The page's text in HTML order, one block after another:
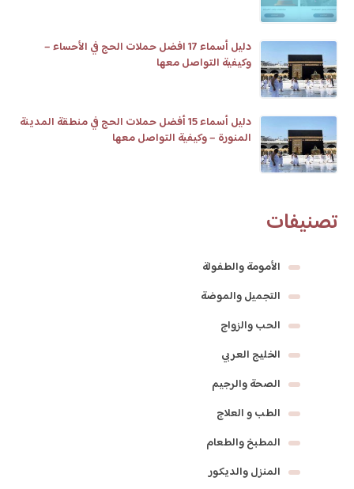
دليل أسماء 17 افضل حملات الحج في الأحساء –
وكيفية التواصل معها
دليل أسماء 15 أفضل حملات الحج في منطقة المدينة
المنورة – وكيفية التواصل معها
تصنيفات
الأمومة والطفولة
التجميل والموضة
الحب والزواج
الخليج العربي
الصحة والرجيم
الطب و العلاج
المطبخ والطعام
المنزل والديكور